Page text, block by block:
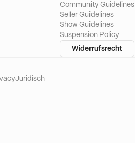
Community Guidelines
Seller Guidelines
Show Guidelines
Suspension Policy
Widerrufsrecht
Juridisch